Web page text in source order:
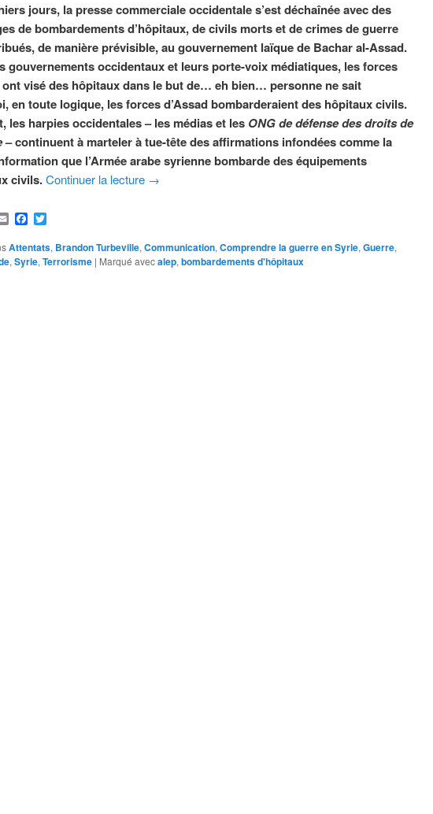
jours, la presse commerciale occidentale s’est déchaînée avec des
de bombardements d’hôpitaux, de civils morts et de crimes de guerre
de manière prévisible, au gouvernement laïque de Bachar al-Assad.
gouvernements occidentaux et leurs porte-voix médiatiques, les forces
ont visé des hôpitaux dans le but de… eh bien… personne ne sait
en toute logique, les forces d’Assad bombarderaient des hôpitaux civils.
les harpies occidentales – les médias et les ONG de défense des droits de
– continuent à marteler à tue-tête des affirmations infondées comme la
que l’Armée arabe syrienne bombarde des équipements
civils.Continuer la lecture →
EmailFacebook
Attentats, Brandon Turbeville, Communication, Comprendre la guerre en Syrie, Guerre,
, Syrie, Terrorisme | Marqué avecalep, bombardements d'hôpitaux